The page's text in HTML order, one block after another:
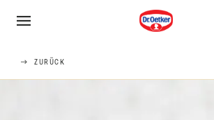
ZURÜCK